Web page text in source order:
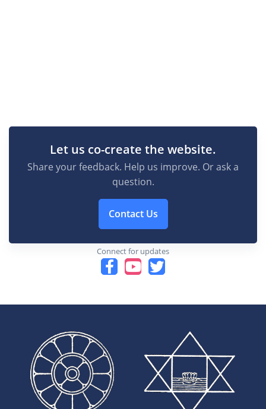
Let us co-create the website.
Share your feedback. Help us improve. Or ask a
question.
Contact Us
Connect for updates